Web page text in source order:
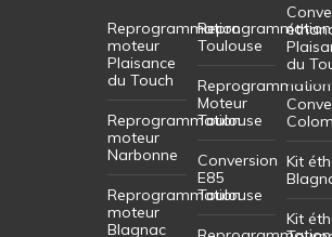
Reprogrammation
moteur
Plaisance
du Touch
Reprogrammation
moteur
Narbonne
Reprogrammation
moteur
Blagnac
Reprogrammation
Toulouse
Reprogrammation
Moteur
Toulouse
Conversion
E85
Toulouse
du
Kit
Kit